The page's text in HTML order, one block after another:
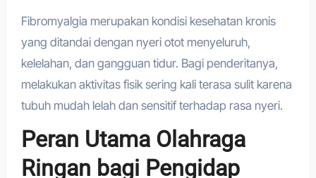
Fibromyalgia merupakan kondisi kesehatan kronis
yang ditandai dengan nyeri otot menyeluruh,
kelelahan, dan gangguan tidur. Bagi penderitanya,
melakukan aktivitas fisik sering kali terasa sulit karena
tubuh mudah lelah dan sensitif terhadap rasa nyeri.
Peran Utama Olahraga
Ringan bagi Pengidap